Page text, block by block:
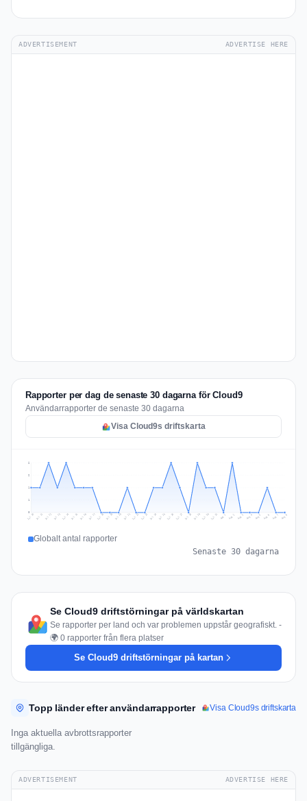
ADVERTISEMENT ADVERTISE HERE
Rapporter per dag de senaste 30 dagarna för Cloud9
Användarrapporter de senaste 30 dagarna
Visa Cloud9s driftskarta
1
1
2
2
Jul 10 Jul 11 Jul 12 Jul 13 Jul 14 Jul 15 Jul 16 Jul 17 Jul 18 Jul 19 Jul 20 Jul 21 Jul 22 Jul 23 Jul 24 Jul 25 Jul 26 Jul 27 Jul 28 Jul 29 Jul 30 Jul 31 Aug 1 Aug 2 Aug 3 Aug 4 Aug 5 Aug 6 Aug 7 Aug 8
Globalt antal rapporter
Senaste 30 dagarna
Se Cloud9 driftstörningar på världskartan
Se rapporter per land och var problemen uppstår geografiskt. -
🌍 0 rapporter från flera platser
Se Cloud9 driftstörningar på kartan
Topp länder efter användarrapporter Visa Cloud9s driftskarta
Inga aktuella avbrottsrapporter
tillgängliga.
ADVERTISEMENT ADVERTISE HERE